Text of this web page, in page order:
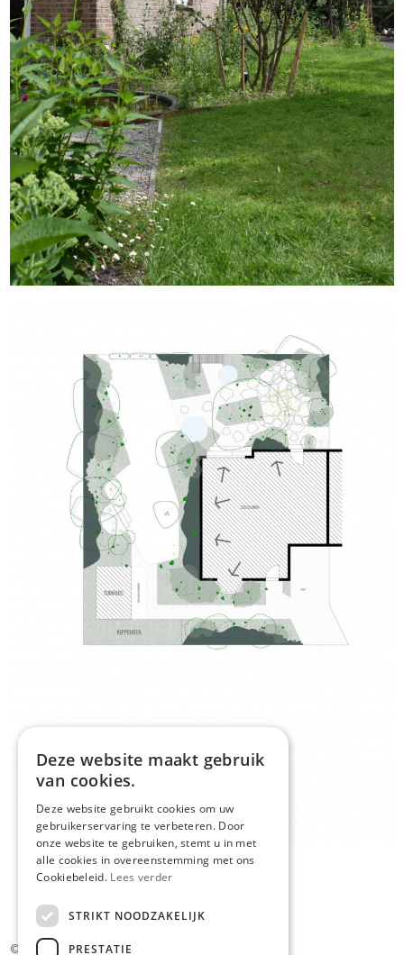
© Plan_P Tuinontwerp
Deze website maakt gebruik
van cookies.
Deze website gebruikt cookies om uw
gebruikerservaring te verbeteren. Door
onze website te gebruiken, stemt u in met
alle cookies in overeenstemming met ons
Cookiebeleid. Lees verder
STRIKT NOODZAKELIJK
PRESTATIE